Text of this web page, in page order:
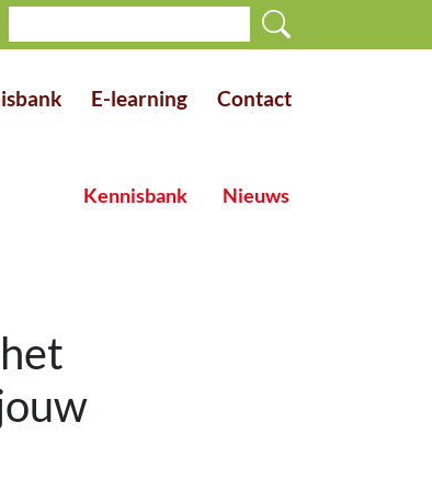
E-learning Contact
Kennisbank Nieuws